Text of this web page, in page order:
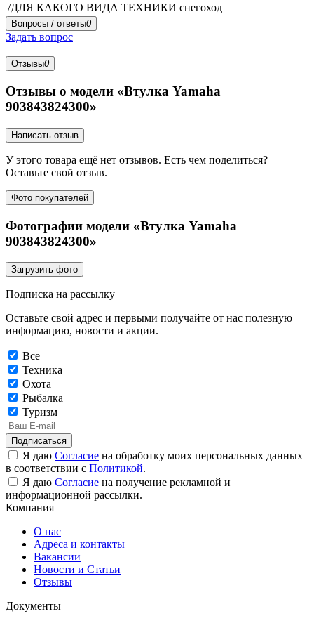
/ДЛЯ КАКОГО ВИДА ТЕХНИКИ снегоход
Вопросы / ответы0
Задать вопрос
Отзывы0
Отзывы о модели «Втулка Yamaha
903843824300»
Написать отзыв
У этого товара ещё нет отзывов. Есть чем поделиться?
Оставьте свой отзыв.
Фото покупателей
Фотографии модели «Втулка Yamaha
903843824300»
Загрузить фото
Подписка на рассылку
Оставьте свой адрес и первыми получайте от нас полезную
информацию, новости и акции.
Все
Техника
Охота
Рыбалка
Туризм
Подписаться
Я даю Согласие на обработку моих персональных данных
в соответствии с Политикой.
Я даю Согласие на получение рекламной и
информационной рассылки.
Компания
О нас
Адреса и контакты
Вакансии
Новости и Статьи
Отзывы
Документы